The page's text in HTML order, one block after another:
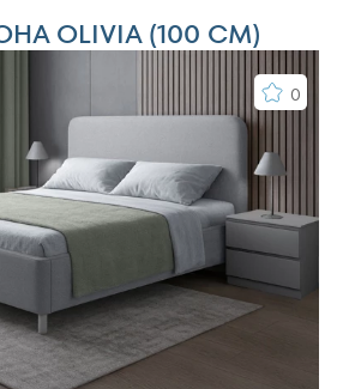
OLIVIA (100 СМ)
0